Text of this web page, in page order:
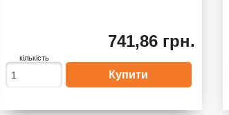
741,86 грн.
кількість